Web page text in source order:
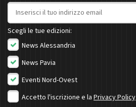
Indirizzo email
Scegli le tue edizioni:
News Alessandria
News Pavia
Eventi Nord-Ovest
Accetto l'iscrizione e la Privacy Policy